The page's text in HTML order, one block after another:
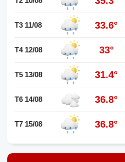
T3 11/08 33.6°
T4 12/08 33°
T5 13/08 31.4°
T6 14/08 36.8°
T7 15/08 36.8°